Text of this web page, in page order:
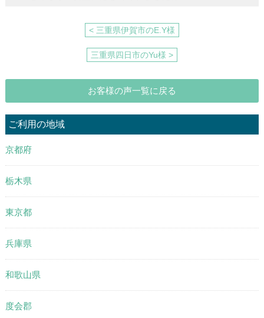
< 三重県伊賀市のE.Y様
三重県四日市のYu様 >
お客様の声一覧に戻る
ご利用の地域
京都府
栃木県
東京都
兵庫県
和歌山県
度会郡